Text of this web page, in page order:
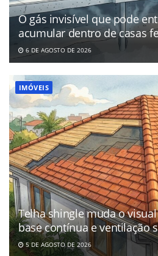
O gás invisível que pode
acumular dentro de casas
6 DE AGOSTO DE 2026
IMÓVEIS
Telha shingle muda o
base contínua e ventilação
5 DE AGOSTO DE 2026